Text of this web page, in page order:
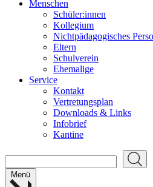
Menschen
Schüler:innen
Kollegium
Nichtpädagogisches
Eltern
Schulverein
Ehemalige
Service
Kontakt
Vertretungsplan
Downloads & Links
Infobrief
Kantine
Suchen